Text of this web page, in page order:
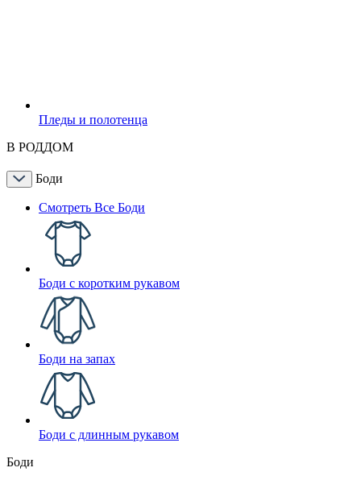
Пледы и полотенца
В РОДДОМ
Боди
Смотреть Все Боди
Боди с коротким рукавом
Боди на запах
Боди с длинным рукавом
Боди